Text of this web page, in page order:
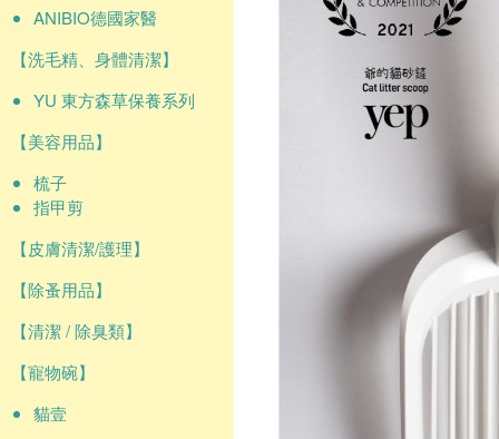
ANIBIO德國家醫
【洗毛精、身體清潔】
YU 東方森草保養系列
【美容用品】
梳子
指甲剪
【皮膚清潔/護理】
【除蚤用品】
【清潔 / 除臭類】
【寵物碗】
貓壹